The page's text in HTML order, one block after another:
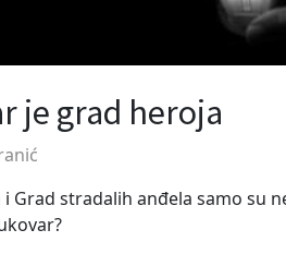
je grad heroja
Grad stradalih anđela samo su